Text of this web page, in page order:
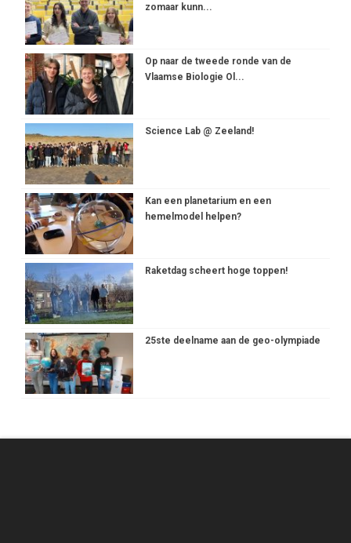
zomaar kunn...
Op naar de tweede ronde van de
Vlaamse Biologie Ol...
Science Lab @ Zeeland!
Kan een planetarium en een
hemelmodel helpen?
Raketdag scheert hoge toppen!
25ste deelname aan de geo-olympiade